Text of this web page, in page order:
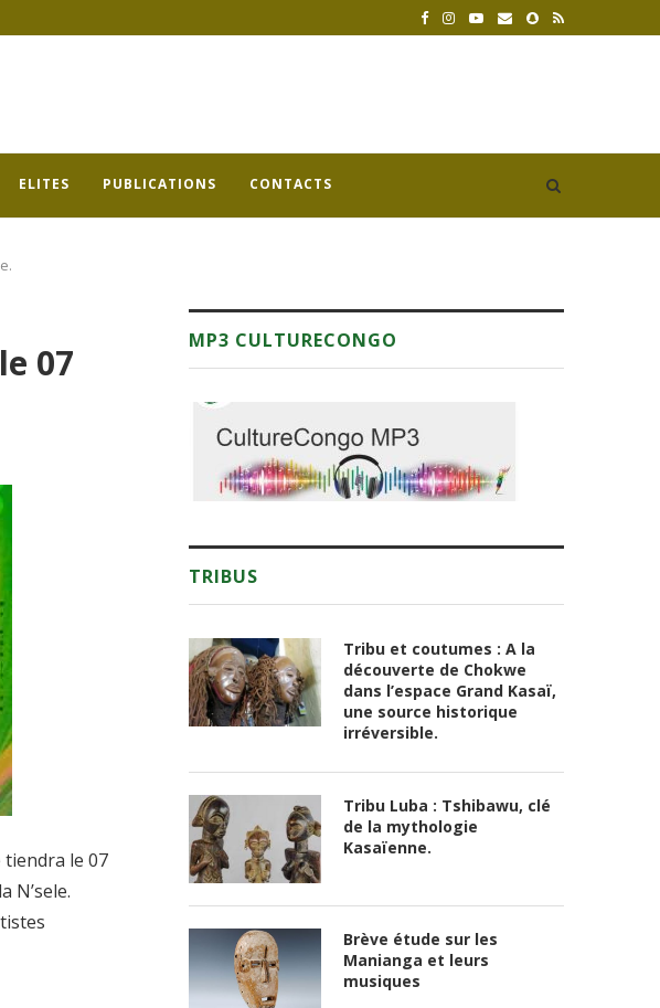
ELITES PUBLICATIONS CONTACTS
07
tiendra le 07
N’sele.
MP3 CULTURECONGO
TRIBUS
Tribu et coutumes : A la
découverte de Chokwe
dans l’espace Grand Kasaï,
une source historique
irréversible.
Tribu Luba : Tshibawu, clé
de la mythologie
Kasaïenne.
Brève étude sur les
Manianga et leurs
musiques